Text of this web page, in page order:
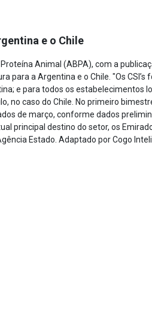
e o Chile
Animal (ABPA), com a
para a Argentina e o Chile. "Os
e para todos os estabelecimentos
no caso do Chile. No primeiro
de março, conforme dados
principal destino do setor, os
Estado. Adaptado por Cogo